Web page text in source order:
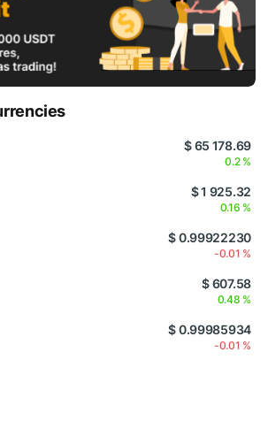
$ 65 178.69
0.2 %
$ 1 925.32
0.16 %
$ 0.99922230
-0.01 %
$ 607.58
0.48 %
$ 0.99985934
-0.01 %